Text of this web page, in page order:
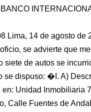
Lima, 14 de agosto de
se advierte que
siete de autos se
se dispuso: �I. A)
en: Unidad Inmobiliaria
Calle Fuentes de